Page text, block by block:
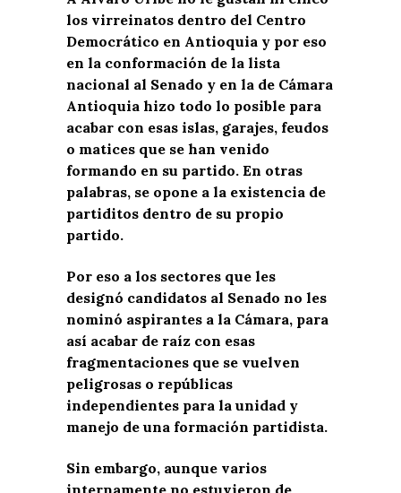
los virreinatos dentro del Centro
Democrático en Antioquia y por eso
en la conformación de la lista
nacional al Senado y en la de Cámara
Antioquia hizo todo lo posible para
acabar con esas islas, garajes, feudos
o matices que se han venido
formando en su partido. En otras
palabras, se opone a la existencia de
partiditos dentro de su propio
partido.
Por eso a los sectores que les
designó candidatos al Senado no les
nominó aspirantes a la Cámara, para
así acabar de raíz con esas
fragmentaciones que se vuelven
peligrosas o repúblicas
independientes para la unidad y
manejo de una formación partidista.
Sin embargo, aunque varios
internamente no estuvieron de